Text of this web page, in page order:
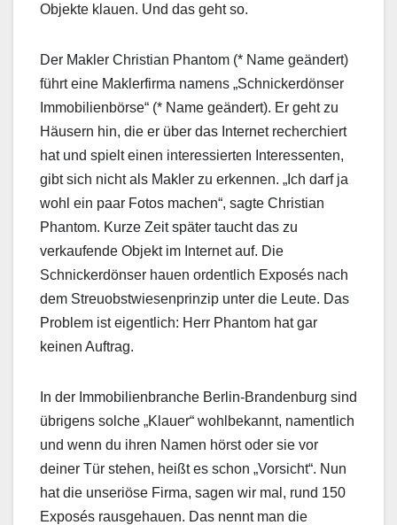
Objekte klauen. Und das geht so.
Der Makler Christian Phantom (* Name geändert)
führt eine Maklerfirma namens „Schnickerdönser
Immobilienbörse“ (* Name geändert). Er geht zu
Häusern hin, die er über das Internet recherchiert
hat und spielt einen interessierten Interessenten,
gibt sich nicht als Makler zu erkennen. „Ich darf ja
wohl ein paar Fotos machen“, sagte Christian
Phantom. Kurze Zeit später taucht das zu
verkaufende Objekt im Internet auf. Die
Schnickerdönser hauen ordentlich Exposés nach
dem Streuobstwiesenprinzip unter die Leute. Das
Problem ist eigentlich: Herr Phantom hat gar
keinen Auftrag.
In der Immobilienbranche Berlin-Brandenburg sind
übrigens solche „Klauer“ wohlbekannt, namentlich
und wenn du ihren Namen hörst oder sie vor
deiner Tür stehen, heißt es schon „Vorsicht“. Nun
hat die unseriöse Firma, sagen wir mal, rund 150
Exposés rausgehauen. Das nennt man die